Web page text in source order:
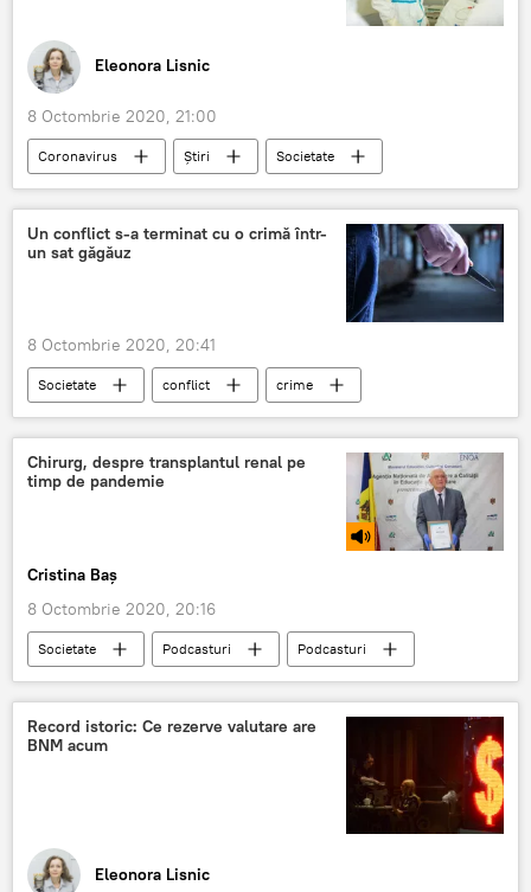
Eleonora Lisnic
8 Octombrie 2020, 21:00
Coronavirus Știri
Societate
COVID-19
Chișinău
Un conflict s-a terminat cu o crimă într-
un sat găgăuz
8 Octombrie 2020, 20:41
Societate conflict
crime
Informații
Chirurg, despre transplantul renal pe
timp de pandemie
Cristina Baș
8 Octombrie 2020, 20:16
Societate Podcasturi
Podcasturi
Medicină
transplant renal
chirurg
COVID-19
Record istoric: Ce rezerve valutare are
BNM acum
Eleonora Lisnic